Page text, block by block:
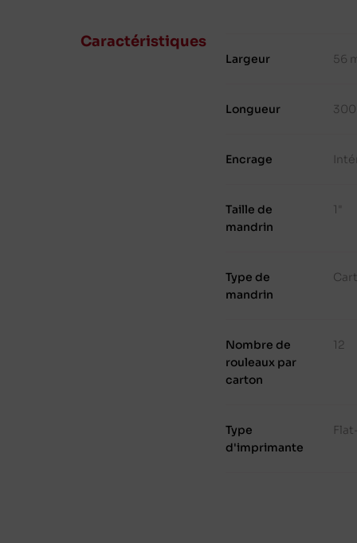
Caractéristiques
Largeur 56
Longueur
Encrage
Taille de
mandrin
1"
Type de
mandrin
Nombre de
rouleaux par
carton
12
Type
d'imprimante